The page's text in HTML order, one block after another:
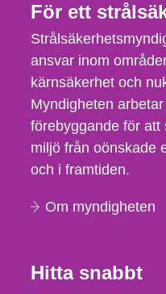
För ett
ansvar inom
kärnsäkerhet och
Myndigheten
förebyggande för att
miljö från oönskade
och i framtiden.
Om myndigheten
Hitta snabbt